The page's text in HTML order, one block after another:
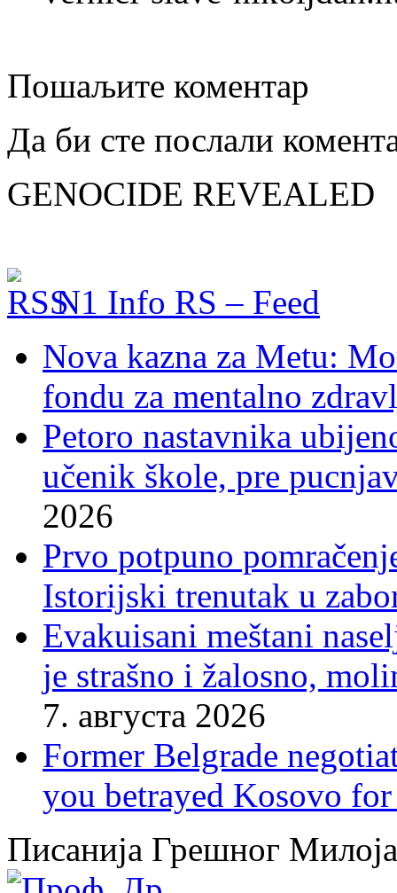
Пошаљите коментар
Да би сте послали
GENOCIDE REVEALED
N1 Info RS – Feed
Nova kazna za Metu:
fondu za mentalno
Petoro nastavnika
učenik škole, pre
2026
Prvo potpuno
Istorijski trenutak u
Evakuisani meštani
je strašno i žalosno,
7. августа 2026
Former Belgrade
you betrayed Kosovo
Писанија Грешног Милоја